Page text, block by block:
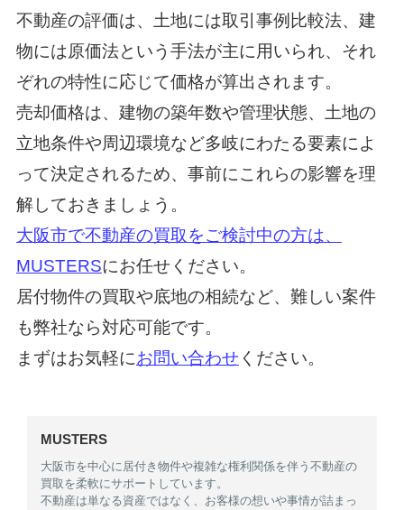
不動産の評価は、土地には取引事例比較法、建
物には原価法という手法が主に用いられ、それ
ぞれの特性に応じて価格が算出されます。
売却価格は、建物の築年数や管理状態、土地の
立地条件や周辺環境など多岐にわたる要素によ
って決定されるため、事前にこれらの影響を理
解しておきましょう。
大阪市で不動産の買取をご検討中の方は、
MUSTERSにお任せください。
居付物件の買取や底地の相続など、難しい案件
も弊社なら対応可能です。
まずはお気軽にお問い合わせ ください。
MUSTERS
大阪市を中心に居付き物件や複雑な権利関係を伴う不動産の
買取を柔軟にサポートしています。
不動産は単なる資産ではなく、お客様の想いや事情が詰まっ